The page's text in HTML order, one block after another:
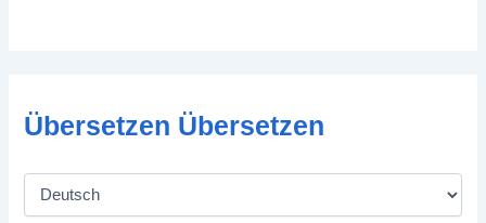
Übersetzen Übersetzen